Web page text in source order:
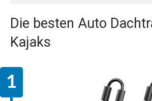
Die besten Auto
Kajaks